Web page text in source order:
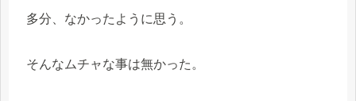
多分、なかったように思う。
そんなムチャな事は無かった。